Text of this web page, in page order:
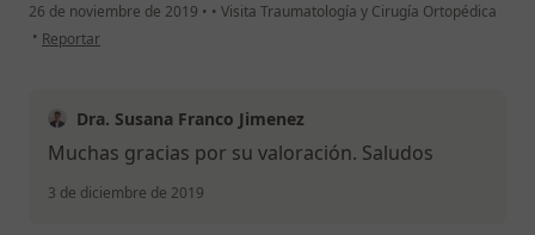
26 de noviembre de 2019 • • Visita Traumatología y Cirugía Ortopédica
• en opinión del usuario Ignacio
Reportar
Dra. Susana Franco Jimenez
Muchas gracias por su valoración. Saludos
3 de diciembre de 2019